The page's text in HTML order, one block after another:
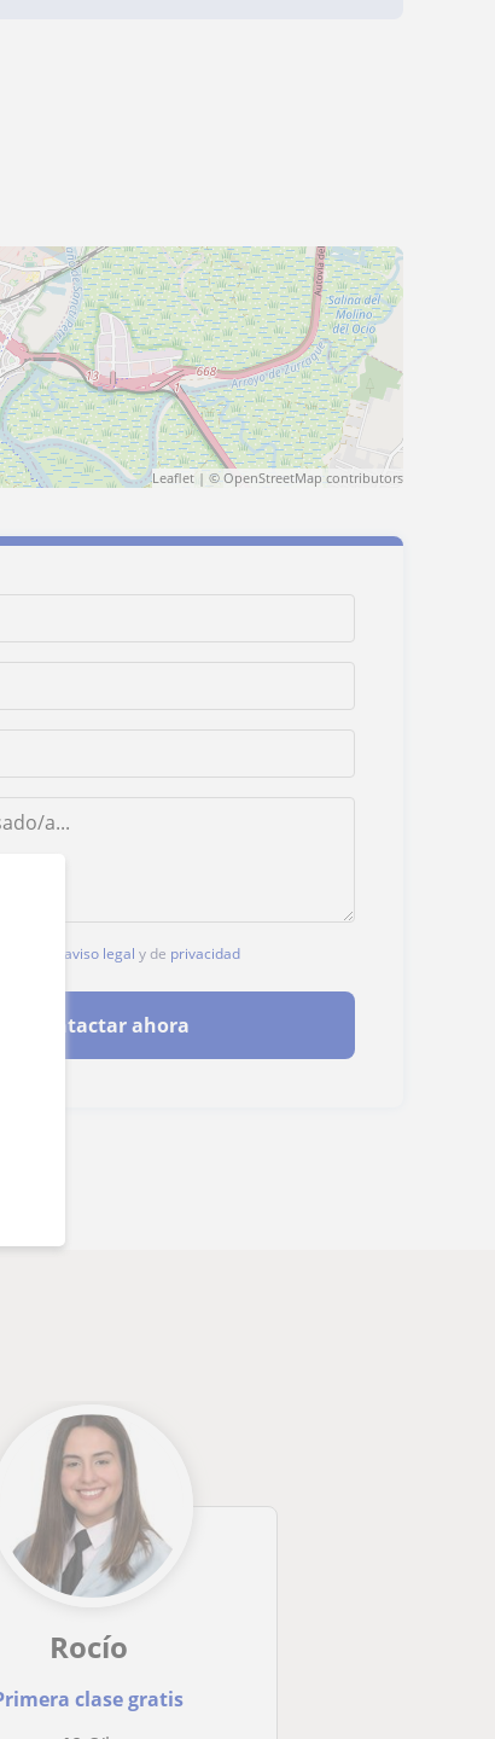
Leaflet| © OpenStreetMap contributors
aviso legal y de privacidad
Contactar ahora
Rocío
clase gratis